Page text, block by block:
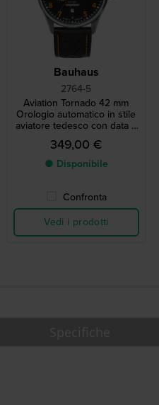
Bauhaus
2764-5
Aviation Tornado 42 mm
Orologio automatico in stile
aviatore tedesco con data e
quadrante 24 ore su 24
349,00 €
● Disponibile
Confronta
Vedi i prodotti